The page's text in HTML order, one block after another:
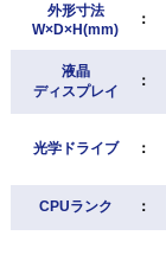
外形寸法
W×D×H(mm)
：
液晶
ディスプレイ
：
光学ドライブ ：
CPUランク ：